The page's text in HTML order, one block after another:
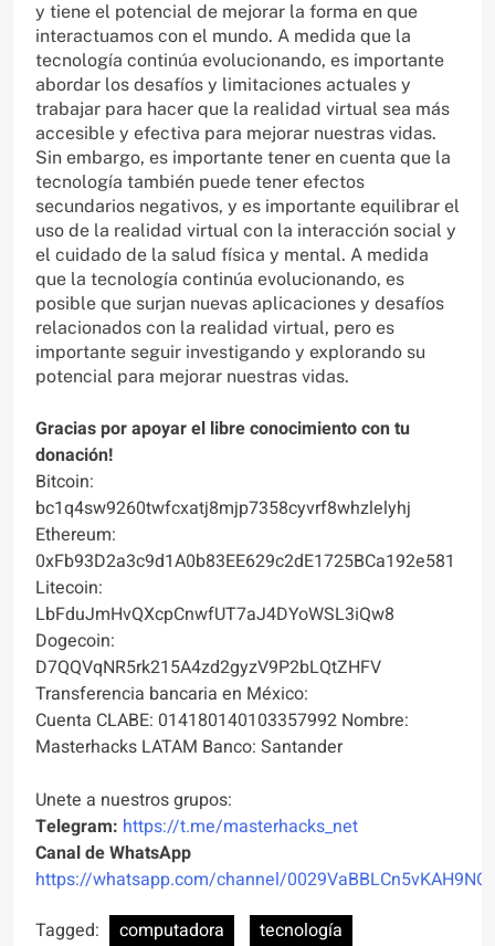
y tiene el potencial de mejorar la forma en que
interactuamos con el mundo. A medida que la
tecnología continúa evolucionando, es importante
abordar los desafíos y limitaciones actuales y
trabajar para hacer que la realidad virtual sea más
accesible y efectiva para mejorar nuestras vidas.
Sin embargo, es importante tener en cuenta que la
tecnología también puede tener efectos
secundarios negativos, y es importante equilibrar el
uso de la realidad virtual con la interacción social y
el cuidado de la salud física y mental. A medida
que la tecnología continúa evolucionando, es
posible que surjan nuevas aplicaciones y desafíos
relacionados con la realidad virtual, pero es
importante seguir investigando y explorando su
potencial para mejorar nuestras vidas.
Gracias por apoyar el libre conocimiento con tu
donación!
Bitcoin:
bc1q4sw9260twfcxatj8mjp7358cyvrf8whzlelyhj
Ethereum:
0xFb93D2a3c9d1A0b83EE629c2dE1725BCa192e581
Litecoin:
LbFduJmHvQXcpCnwfUT7aJ4DYoWSL3iQw8
Dogecoin:
D7QQVqNR5rk215A4zd2gyzV9P2bLQtZHFV
Transferencia bancaria en México:
Cuenta CLABE: 014180140103357992 Nombre:
Masterhacks LATAM Banco: Santander
Unete a nuestros grupos:
Telegram: https://t.me/masterhacks_net
Canal de WhatsApp
https://whatsapp.com/channel/
Tagged:
computadora tecnología